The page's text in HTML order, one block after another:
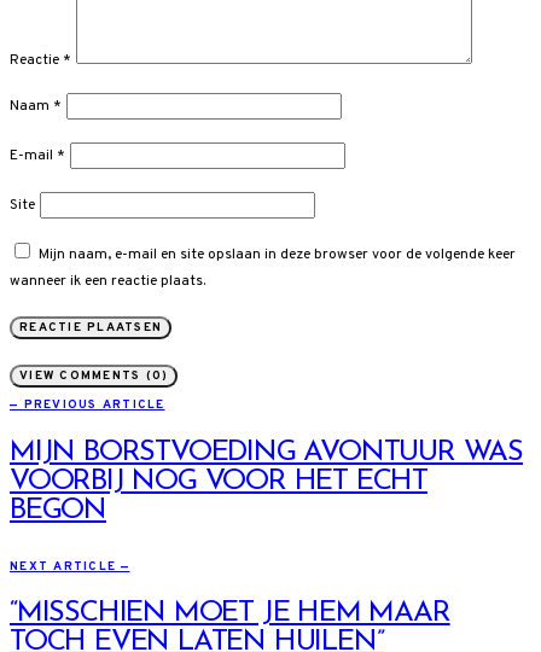
Reactie *
Naam *
E-mail *
Site
Mijn naam, e-mail en site opslaan in deze browser voor de volgende keer
wanneer ik een reactie plaats.
VIEW COMMENTS (0)
— PREVIOUS ARTICLE
MIJN BORSTVOEDING AVONTUUR WAS
VOORBIJ NOG VOOR HET ECHT
BEGON
NEXT ARTICLE —
“MISSCHIEN MOET JE HEM MAAR
TOCH EVEN LATEN HUILEN”